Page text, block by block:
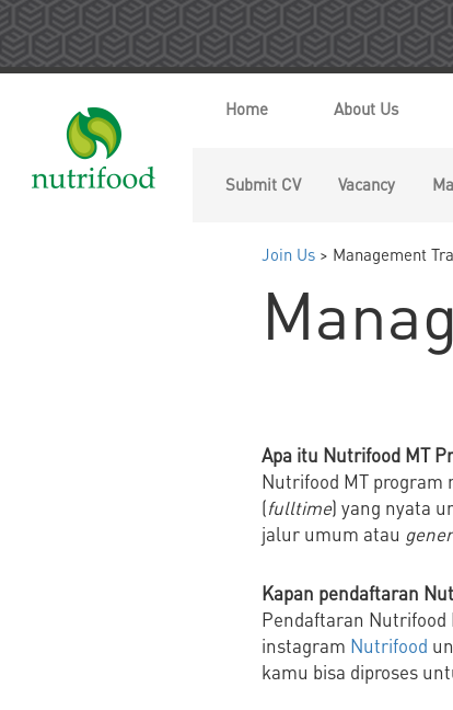
Home About Us
Submit CV Vacancy
Join Us > Management
Apa itu Nutrifood MT
Nutrifood MT
(fulltime) yang nyata
jalur umum atau
Kapan pendaftaran
Pendaftaran Nutrifood
instagram Nutrifood
kamu bisa diproses